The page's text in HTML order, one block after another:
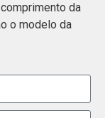
da
o modelo da